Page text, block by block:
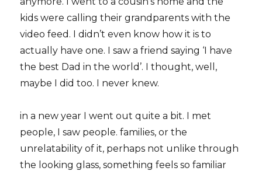
kids were calling their grandparents with the
video feed. I didn’t even know how it is to
actually have one. I saw a friend saying ‘I have
the best Dad in the world’. I thought, well,
maybe I did too. I never knew.
in a new year I went out quite a bit. I met
people, I saw people. families, or the
unrelatability of it, perhaps not unlike through
the looking glass, something feels so familiar